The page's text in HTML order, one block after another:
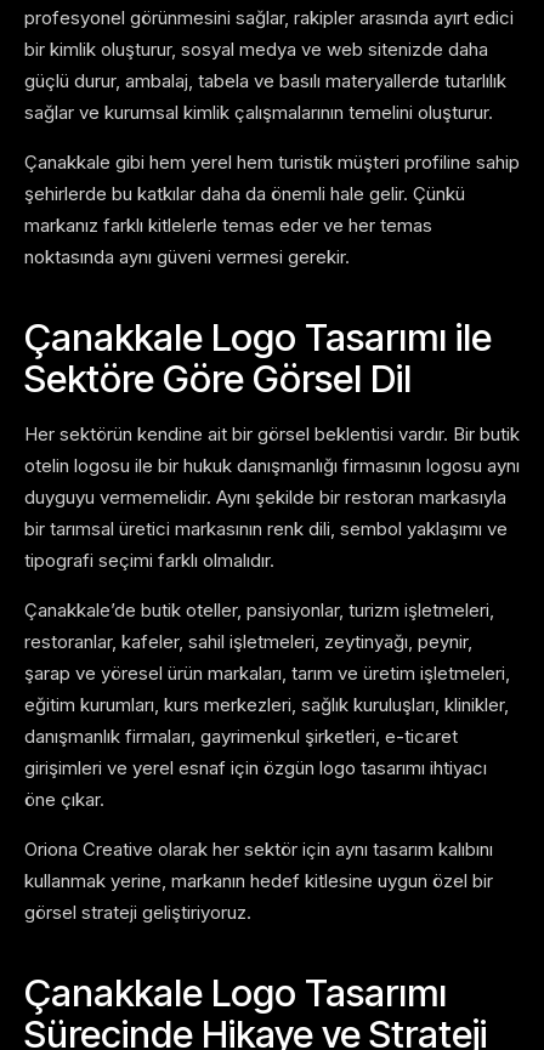
profesyonel görünmesini sağlar, rakipler arasında ayırt edici
bir kimlik oluşturur, sosyal medya ve web sitenizde daha
güçlü durur, ambalaj, tabela ve basılı materyallerde tutarlılık
sağlar ve kurumsal kimlik çalışmalarının temelini oluşturur.
Çanakkale gibi hem yerel hem turistik müşteri profiline sahip
şehirlerde bu katkılar daha da önemli hale gelir. Çünkü
markanız farklı kitlelerle temas eder ve her temas
noktasında aynı güveni vermesi gerekir.
Çanakkale Logo Tasarımı ile
Sektöre Göre Görsel Dil
Her sektörün kendine ait bir görsel beklentisi vardır. Bir butik
otelin logosu ile bir hukuk danışmanlığı firmasının logosu aynı
duyguyu vermemelidir. Aynı şekilde bir restoran markasıyla
bir tarımsal üretici markasının renk dili, sembol yaklaşımı ve
tipografi seçimi farklı olmalıdır.
Çanakkale’de butik oteller, pansiyonlar, turizm işletmeleri,
restoranlar, kafeler, sahil işletmeleri, zeytinyağı, peynir,
şarap ve yöresel ürün markaları, tarım ve üretim işletmeleri,
eğitim kurumları, kurs merkezleri, sağlık kuruluşları, klinikler,
danışmanlık firmaları, gayrimenkul şirketleri, e-ticaret
girişimleri ve yerel esnaf için özgün logo tasarımı ihtiyacı
öne çıkar.
Oriona Creative olarak her sektör için aynı tasarım kalıbını
kullanmak yerine, markanın hedef kitlesine uygun özel bir
görsel strateji geliştiriyoruz.
Çanakkale Logo Tasarımı
Sürecinde Hikaye ve Strateji